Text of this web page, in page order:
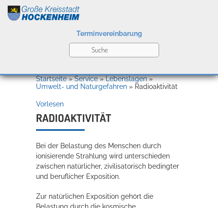
Kultur
Bildung
Terminvereinbarung
Willkommen in Hockenheim
Startseite»Service»Lebenslagen»
Umwelt- und Naturgefahren » Radioaktivität
Vorlesen
RADIOAKTIVITÄT
Bei der Belastung des Menschen durch
ionisierende Strahlung wird unterschieden
zwischen natürlicher, zivilisatorisch bedingter
und beruflicher Exposition.
Zur natürlichen Exposition gehört die
Belastung durch die kosmische